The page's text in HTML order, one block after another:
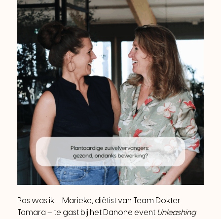
Pas was ik – Marieke, diëtist van Team Dokter
Tamara – te gast bij het Danone event Unleashing